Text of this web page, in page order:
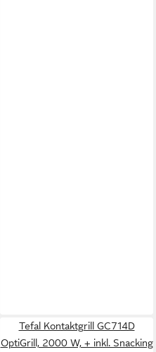
Tefal Kontaktgrill GC714D
OptiGrill, 2000 W, + inkl. Snacking